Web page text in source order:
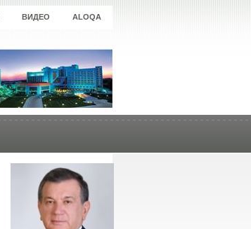
ВИДЕО ALOQA